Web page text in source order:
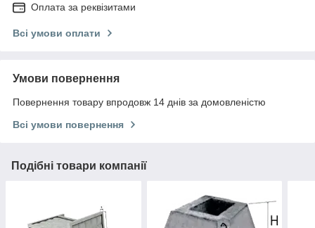
Оплата за реквізитами
Всі умови оплати
Умови повернення
Повернення товару впродовж 14 днів за домовленістю
Всі умови повернення
Подібні товари компанії